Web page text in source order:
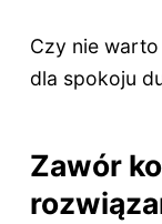
Czy nie
dla spokoju
Zawór